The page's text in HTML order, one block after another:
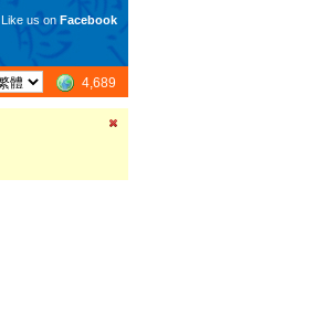
Like us on Facebook
4,689